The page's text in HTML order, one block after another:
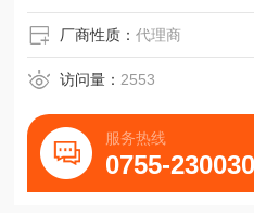
厂商性质：代理商
访问量： 2553
服务热线
0755-